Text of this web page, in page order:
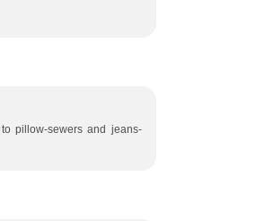
pillow-sewers and jeans-